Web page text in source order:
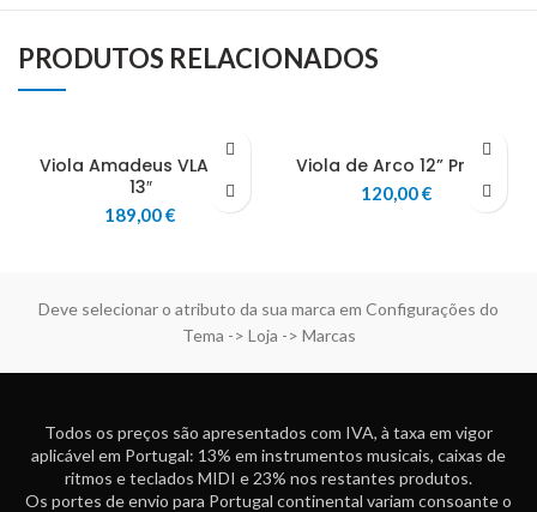
PRODUTOS RELACIONADOS
Viola Amadeus VLA200
13″
189,00€
Viola de Arco 12” Primo
120,00€
Deve selecionar o atributo da sua marca em Configurações do
Tema -> Loja -> Marcas
Todos os preços são apresentados com IVA, à taxa em vigor
aplicável em Portugal: 13% em instrumentos musicais, caixas de
ritmos e teclados MIDI e 23% nos restantes produtos.
Os portes de envio para Portugal continental variam consoante o